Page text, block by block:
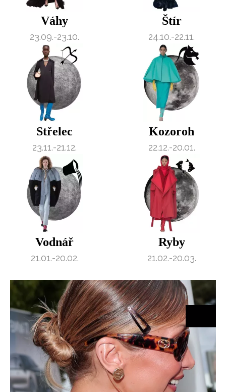
Váhy
23.09.-23.10.
Štír
24.10.-22.11.
Střelec
23.11.-21.12.
Kozoroh
22.12.-20.01.
Vodnář
21.01.-20.02.
Ryby
21.02.-20.03.